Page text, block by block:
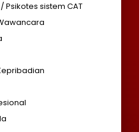
Psikotes sistem CAT